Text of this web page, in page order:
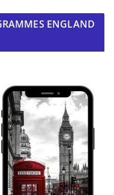
ENGLAND